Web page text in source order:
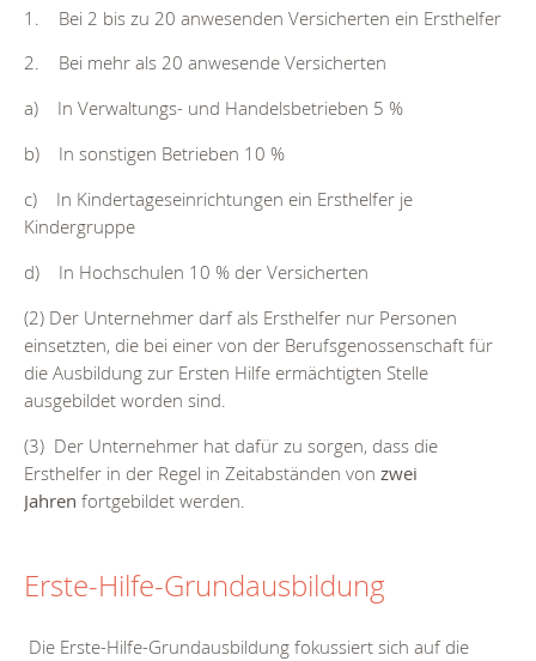
1. Bei 2 bis zu 20 anwesenden Versicherten ein Ersthelfer
2. Bei mehr als 20 anwesende Versicherten
a) In Verwaltungs- und Handelsbetrieben 5 %
b) In sonstigen Betrieben 10 %
c) In Kindertageseinrichtungen ein Ersthelfer je
Kindergruppe
d) In Hochschulen 10 % der Versicherten
(2) Der Unternehmer darf als Ersthelfer nur Personen
einsetzten, die bei einer von der Berufsgenossenschaft für
die Ausbildung zur Ersten Hilfe ermächtigten Stelle
ausgebildet worden sind.
(3) Der Unternehmer hat dafür zu sorgen, dass die
Ersthelfer in der Regel in Zeitabständen von zwei
Jahren fortgebildet werden.
Erste-Hilfe-Grundausbildung
Die Erste-Hilfe-Grundausbildung fokussiert sich auf die